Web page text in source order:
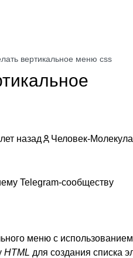
вертикальное меню css
назад Человек-Молекула
Telegram-сообществу
меню с
HTML для создания списка